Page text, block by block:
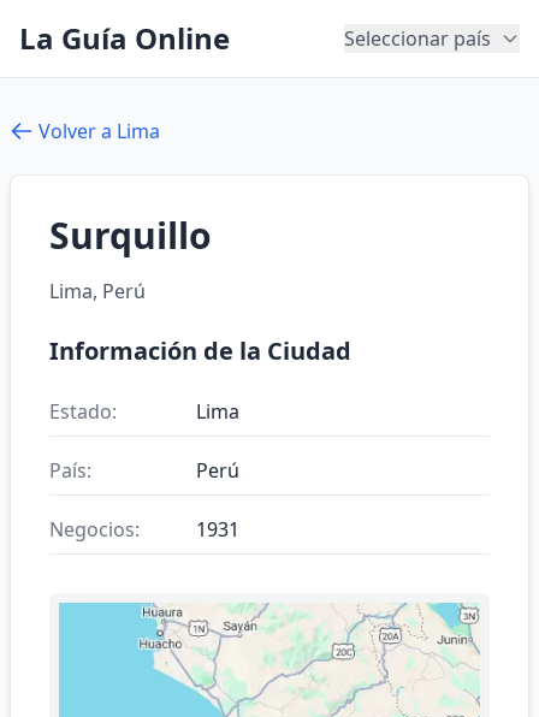
La Guía Online Seleccionar país
Volver a Lima
Surquillo
Lima, Perú
Información de la Ciudad
Estado: Lima
País: Perú
Negocios: 1931